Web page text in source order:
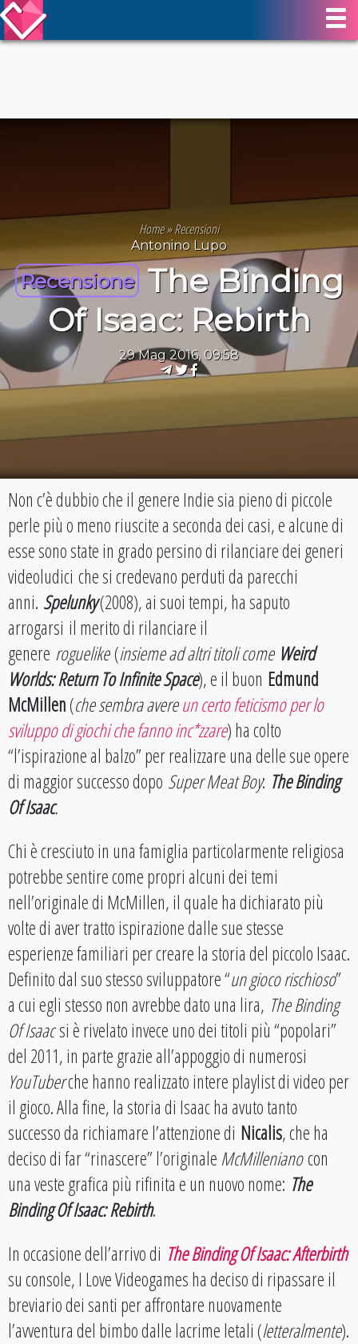
Home»Recensioni
Antonino Lupo
Recensione The Binding
Of Isaac: Rebirth
29 Mag 2016, 09:58
Non c’è dubbio che il genere Indie sia pieno di piccole
perle più o meno riuscite a seconda dei casi, e alcune di
esse sono state in grado persino di rilanciare dei generi
videoludici che si credevano perduti da parecchi
anni. Spelunky(2008), ai suoi tempi, ha saputo
arrogarsi il merito di rilanciare il
genere roguelike(insieme ad altri titoli come Weird
Worlds: Return To Infinite Space), e il buon Edmund
McMillen(che sembra avereun certo feticismo per lo
sviluppo di giochi che fanno inc*zzare) ha colto
“l’ispirazione al balzo” per realizzare una delle sue opere
di maggior successo dopo Super Meat Boy: The Binding
Of Isaac.
Chi è cresciuto in una famiglia particolarmente religiosa
potrebbe sentire come propri alcuni dei temi
nell’originale di McMillen, il quale ha dichiarato più
volte di aver tratto ispirazione dalle sue stesse
esperienze familiari per creare la storia del piccolo Isaac.
Definito dal suo stesso sviluppatore “un gioco rischioso”
a cui egli stesso non avrebbe dato una lira, The Binding
Of Isaacsi è rivelato invece uno dei titoli più “popolari”
del 2011, in parte grazie all’appoggio di numerosi
YouTuberche hanno realizzato intere playlist di video per
il gioco. Alla fine, la storia di Isaac ha avuto tanto
successo da richiamare l’attenzione di Nicalis, che ha
deciso di far “rinascere” l’originale McMillenianocon
una veste grafica più rifinita e un nuovo nome: The
Binding Of Isaac: Rebirth.
In occasione dell’arrivo di The Binding Of Isaac: Afterbirth
su console, I Love Videogames ha deciso di ripassare il
breviario dei santi per affrontare nuovamente
l’avventura del bimbo dalle lacrime letali (letteralmente).